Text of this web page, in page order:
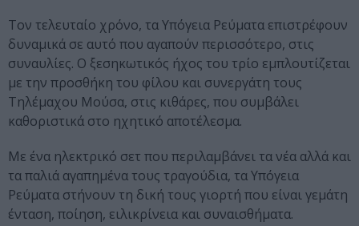
Τον τελευταίο χρόνο, τα Υπόγεια Ρεύματα επιστρέφουν
δυναμικά σε αυτό που αγαπούν περισσότερο, στις
συναυλίες. Ο ξεσηκωτικός ήχος του τρίο εμπλουτίζεται
με την προσθήκη του φίλου και συνεργάτη τους
Τηλέμαχου Μούσα, στις κιθάρες, που συμβάλει
καθοριστικά στο ηχητικό αποτέλεσμα.
Με ένα ηλεκτρικό σετ που περιλαμβάνει τα νέα αλλά και
τα παλιά αγαπημένα τους τραγούδια, τα Υπόγεια
Ρεύματα στήνουν τη δική τους γιορτή που είναι γεμάτη
ένταση, ποίηση, ειλικρίνεια και συναισθήματα.